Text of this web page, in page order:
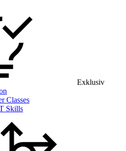
Exklusiv
Classes
Skills